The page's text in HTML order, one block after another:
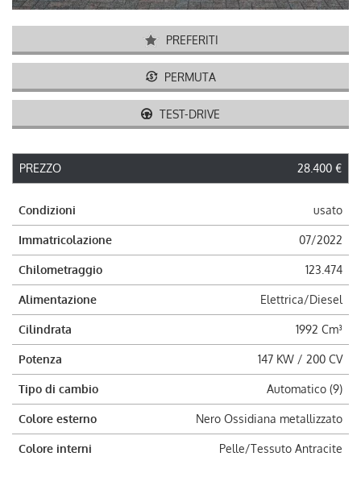
PREFERITI
PERMUTA
TEST-DRIVE
PREZZO 28.400 €
Condizioni usato
Immatricolazione 07/2022
Chilometraggio 123.474
Alimentazione Elettrica/Diesel
Cilindrata 1992 Cm³
Potenza 147 KW / 200 CV
Tipo di cambio Automatico (9)
Colore esterno Nero Ossidiana metallizzato
Colore interni Pelle/Tessuto Antracite